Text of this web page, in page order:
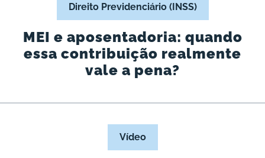
Direito Previdenciário (INSS)
MEI e aposentadoria: quando
essa contribuição realmente
vale a pena?
Vídeo